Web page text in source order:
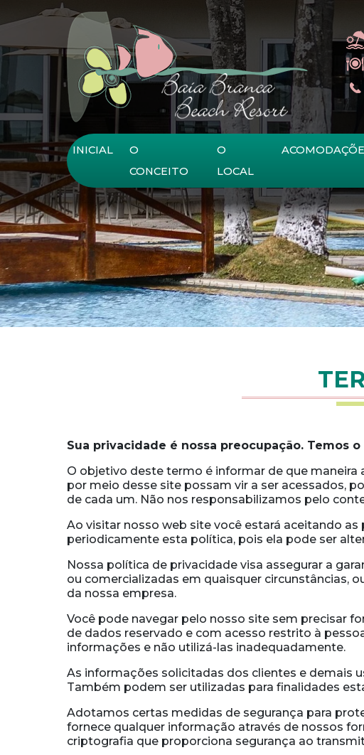
Ir para o conteúdo principal
INICIAL
O
CONCEITO
O
LOCAL
Sua privacidade é nossa preocupação. Temos
O objetivo deste termo é informar de que
por meio desse site possam vir a ser acessados,
de cada um. Não nos responsabilizamos pelo
Ao visitar nosso web site você estará aceitando
periodicamente esta política, pois ela pode ser
Nossa política de privacidade visa assegurar a
ou comercializadas em quaisquer circunstâncias,
da nossa empresa.
Você pode navegar pelo nosso site sem precisar
de dados reservado e com acesso restrito à
informações e não utilizá-las inadequadamente.
As informações solicitadas dos clientes e demais
Também podem ser utilizadas para finalidades
Adotamos certas medidas de segurança para
fornece qualquer informação através de nossos
criptografia que proporciona segurança ao